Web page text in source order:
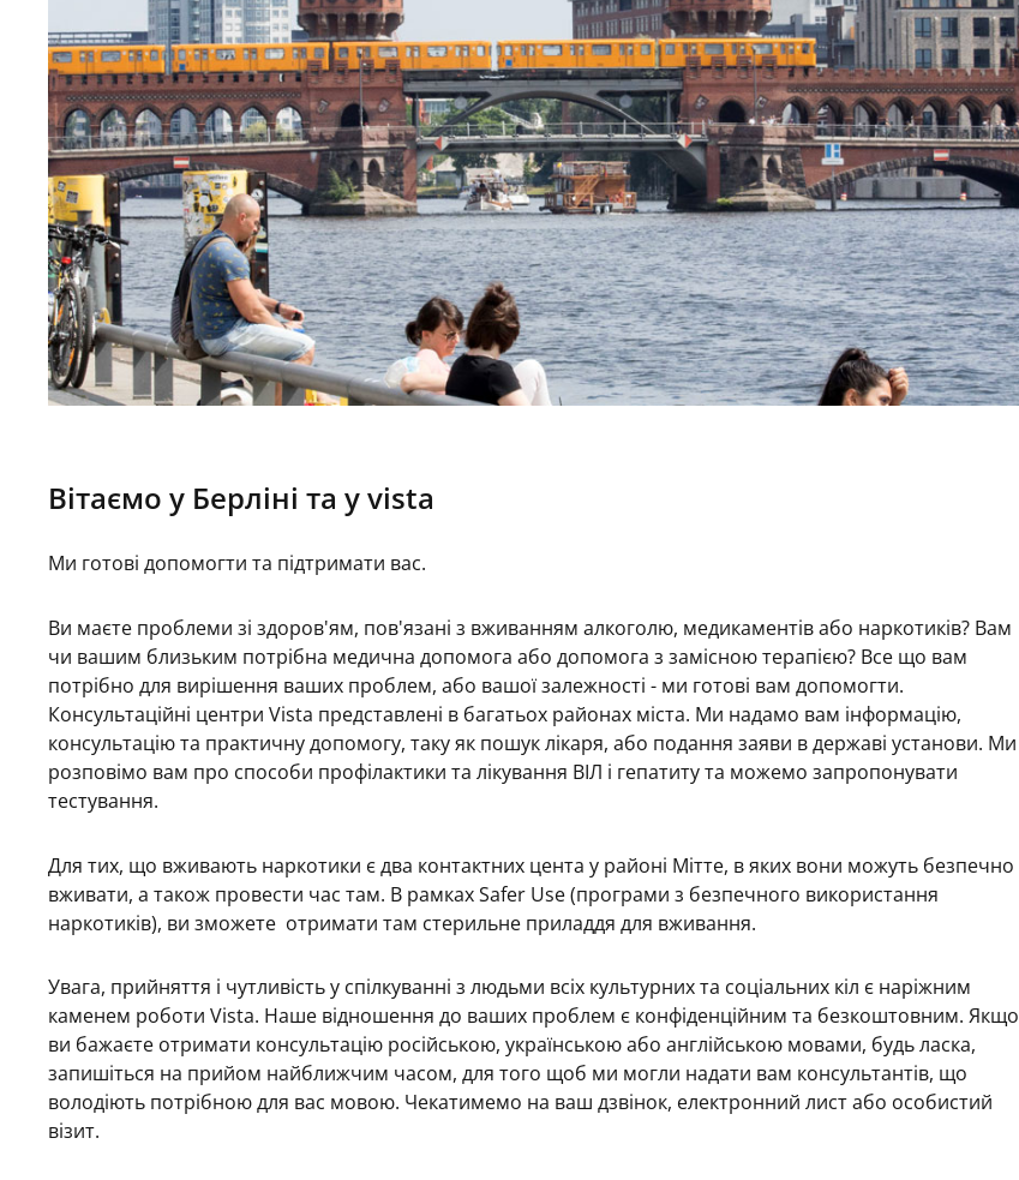
Вітаємо у Берліні та у vista
Ми готові допомогти та підтримати вас.
Ви маєте проблеми зі здоров'ям, пов'язані з вживанням алкоголю, медикаментів або наркотиків? Вам
чи вашим близьким потрібна медична допомога або допомога з замісною терапією? Все що вам
потрібно для вирішення ваших проблем, або вашої залежності - ми готові вам допомогти.
Консультаційні центри Vista представлені в багатьох районах міста. Ми надамо вам інформацію,
консультацію та практичну допомогу, таку як пошук лікаря, або подання заяви в державі установи. Ми
розповімо вам про способи профілактики та лікування ВІЛ і гепатиту та можемо запропонувати
тестування.
Для тих, що вживають наркотики є два контактних цента у районі Мітте, в яких вони можуть безпечно
вживати, а також провести час там. В рамках Safer Use (програми з безпечного використання
наркотиків), ви зможете отримати там стерильне приладдя для вживання.
Увага, прийняття і чутливість у спілкуванні з людьми всіх культурних та соціальних кіл є наріжним
каменем роботи Vista. Наше відношення до ваших проблем є конфіденційним та безкоштовним. Якщо
ви бажаєте отримати консультацію російською, українською або англійською мовами, будь ласка,
запишіться на прийом найближчим часом, для того щоб ми могли надати вам консультантів, що
володіють потрібною для вас мовою. Чекатимемо на ваш дзвінок, електронний лист або особистий
візит.